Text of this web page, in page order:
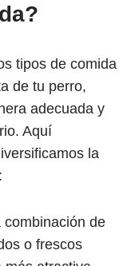
tipos de comida
de tu perro,
adecuada y
Aquí
la
combinación de
o frescos